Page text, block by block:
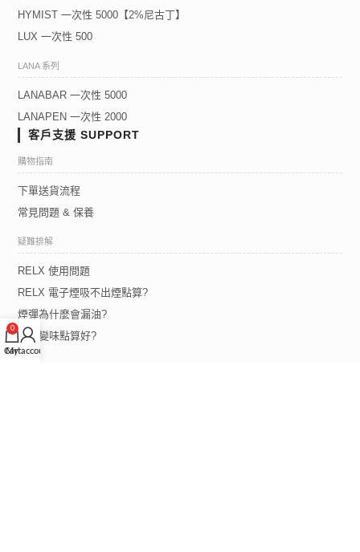
HYMIST 一次性 5000【2%尼古丁】
LUX 一次性 500
LANA 系列
LANABAR 一次性 5000
LANAPEN 一次性 2000
客戶支援 SUPPORT
購物指南
下單送貨流程
常見問題 & 保養
疑難排解
RELX 使用問題
RELX 電子煙吸不出煙點算?
煙彈為什麼會漏油?
煙彈變味點算好?
0
Cart
My account